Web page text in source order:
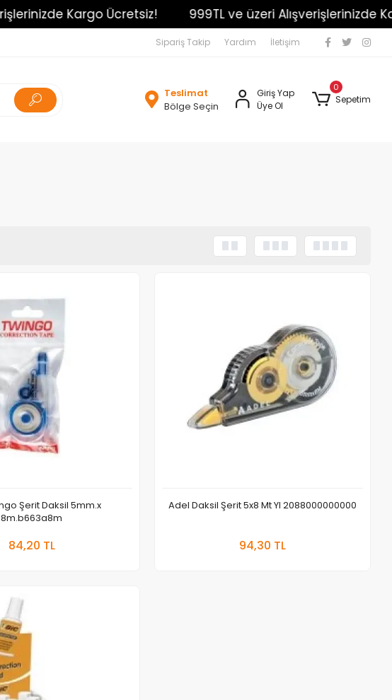
Kargo Ücretsiz! 999TL ve üzeri Alışverişlerinizde
Sipariş Takip Yardım İletişim
Teslimat
Bölge Seçin
Giriş Yap
Üye Ol
0
Sepetim
Şerit Daksil 5mm.x
8m.b663a8m
84,20 TL
Adel Daksil Şerit 5x8 Mt Yl 2088000000000
94,30 TL